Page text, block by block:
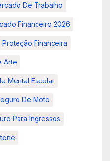
De Trabalho
Financeiro 2026
Proteção Financeira
Arte
Mental Escolar
De Moto
Para Ingressos